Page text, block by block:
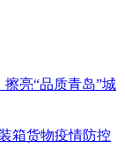
亮“品质青岛”城
箱货物疫情防控